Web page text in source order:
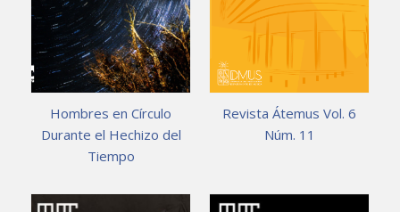
Hombres en Círculo
Durante el Hechizo del
Tiempo
Revista Átemus Vol. 6
Núm. 11